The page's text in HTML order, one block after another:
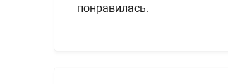
понравилась.